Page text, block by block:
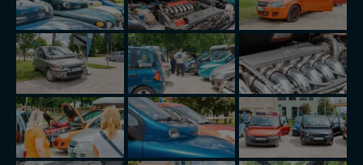
Nasz serwis nie wykorzystuje oraz nie udostępnia
Twoich danych innym podmiotom oraz osobom
trzecim. Wyjątkiem jest sytuacja, gdy przekazanie
Twoich danych jest elementem usługi (przekazanie
danych z formularza kontaktowego, przekazanie danych
w przypadku rezerwacji usług typu: nocleg, czartery,
itp). Więcej informacji o zasadach i funkcjonalności
serwisu wRegulaminie Serwisu.
Administratorem Twoich danych jest: Agencja